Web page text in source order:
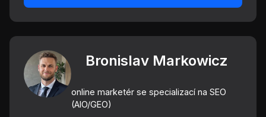
Bronislav Markowicz
online marketér se specializací na SEO
(AIO/GEO)